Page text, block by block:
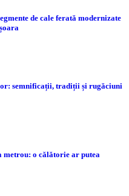
de cale ferată modernizate
semnificații, tradiții și rugăciuni
o călătorie ar putea